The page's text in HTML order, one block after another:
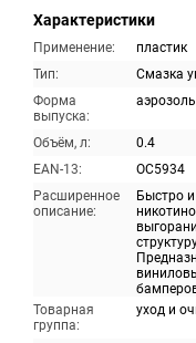
Характеристики
Применение:
пластик
Тип:
Смазка
Форма
выпуска:
аэрозоль
Объём, л:
0.4
EAN-13:
OC5934
Расширенное
описание:
Быстро
Товарная
группа:
уход и